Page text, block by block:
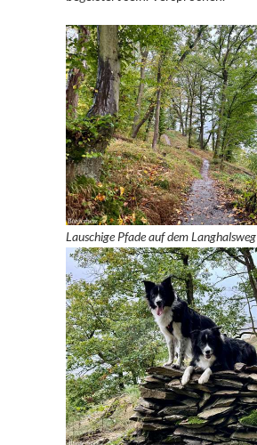
Lauschige Pfade auf dem Langhalsweg